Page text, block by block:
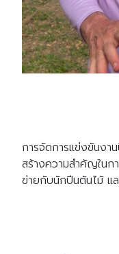
การจัดการแข่งขันงา
สร้างความสำคัญในก
ข่ายกับนักปีนต้นไม้ แ